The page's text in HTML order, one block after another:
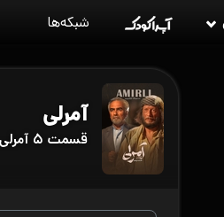
شبکه‌ها
آمرلی
قسمت ۵ آمرلی